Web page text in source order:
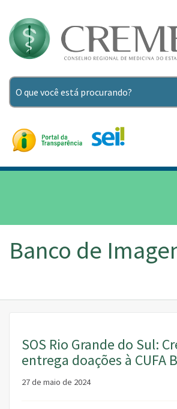
Pesquisar
Banco de
SOS Rio Grande do Sul:
entrega doações à CUFA
27 de maio de 2024